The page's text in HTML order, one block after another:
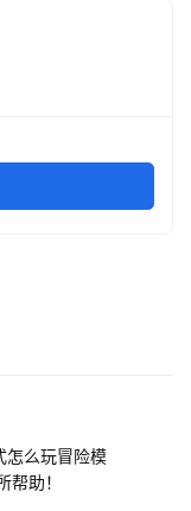
怎么玩冒险模
助！